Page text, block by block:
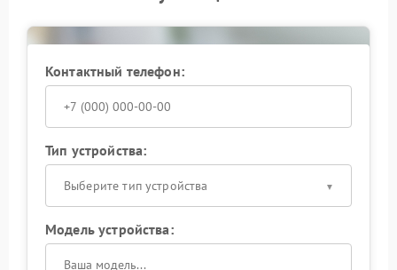
Контактный телефон:
Тип устройства:
Выберите тип устройства
Модель устройства: